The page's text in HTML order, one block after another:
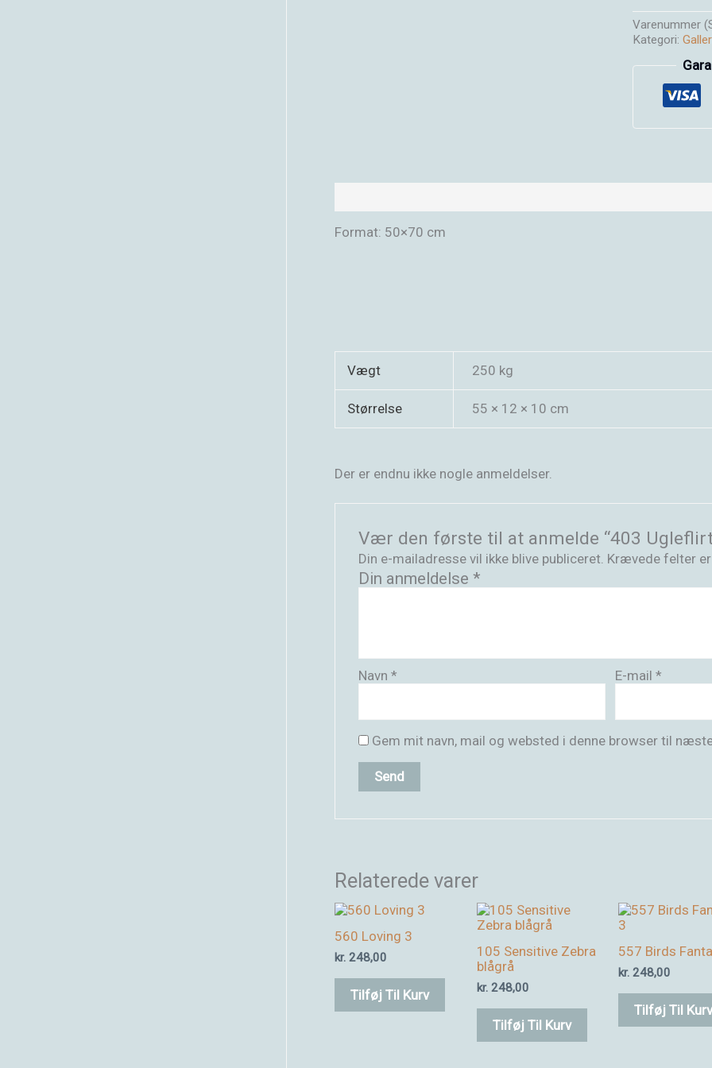
Varenummer
Kategori:
Format: 50×70 cm
Vægt 250 kg
Størrelse 55 × 12 × 10 cm
Der er endnu ikke nogle anmeldelser.
Vær den første til at anmelde “403
Din e-mailadresse vil ikke blive publiceret. Krævede felter
Din anmeldelse *
Navn * E-mail*
Gem mit navn, mail og websted i denne browser til
Relaterede varer
560 Loving 3
kr. 248,00
Tilføj Til Kurv
105 Sensitive Zebra
blågrå
kr.248,00
Tilføj Til Kurv
557 Birds
kr. 248,00
Tilføj Til